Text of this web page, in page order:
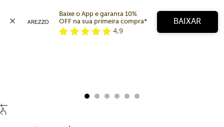
Bolsa
Baixe o App e garanta 10%
OFF na sua primeira compra*
4,9
BAIXAR